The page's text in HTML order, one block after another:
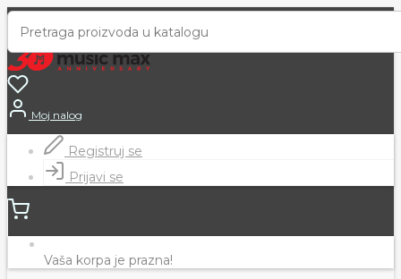
Moj nalog
Registruj se
Prijavi se
Vaša korpa je prazna!